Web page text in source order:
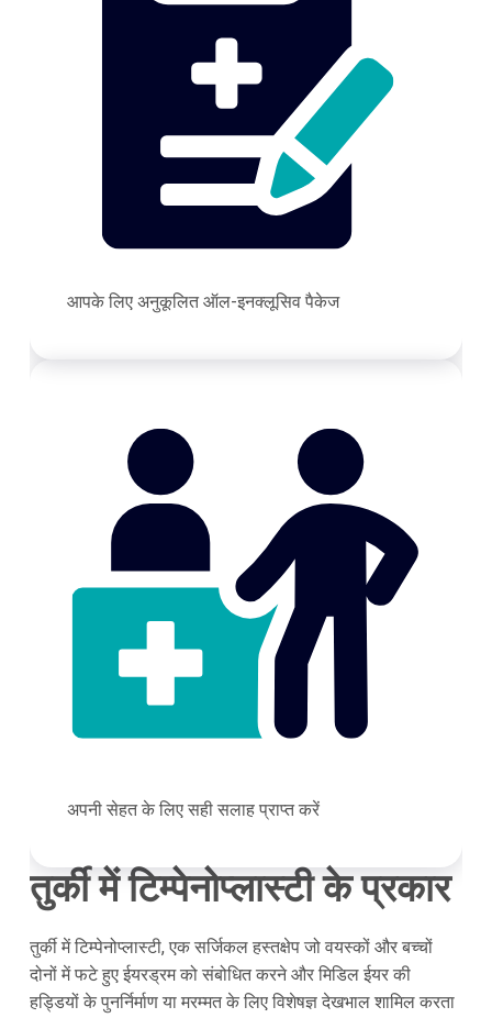
आपके लिए अनुकूलित ऑल-इनक्लूसिव पैकेज
अपनी सेहत के लिए सही सलाह प्राप्त करें
तुर्की में टिम्पेनोप्लास्टी के प्रकार
तुर्की में टिम्पेनोप्लास्टी, एक सर्जिकल हस्तक्षेप जो वयस्कों और बच्चों
दोनों में फटे हुए ईयरड्रम को संबोधित करने और मिडिल ईयर की
हड्डियों के पुनर्निर्माण या मरम्मत के लिए विशेषज्ञ देखभाल शामिल करता